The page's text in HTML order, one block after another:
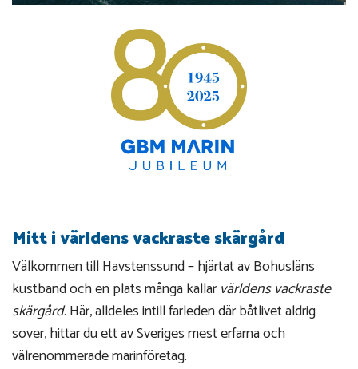
Mitt i världens vackraste skärgård
Välkommen till Havstenssund – hjärtat av Bohusläns
kustband och en plats många kallar världens vackraste
skärgård. Här, alldeles intill farleden där båtlivet aldrig
sover, hittar du ett av Sveriges mest erfarna och
välrenommerade marinföretag.